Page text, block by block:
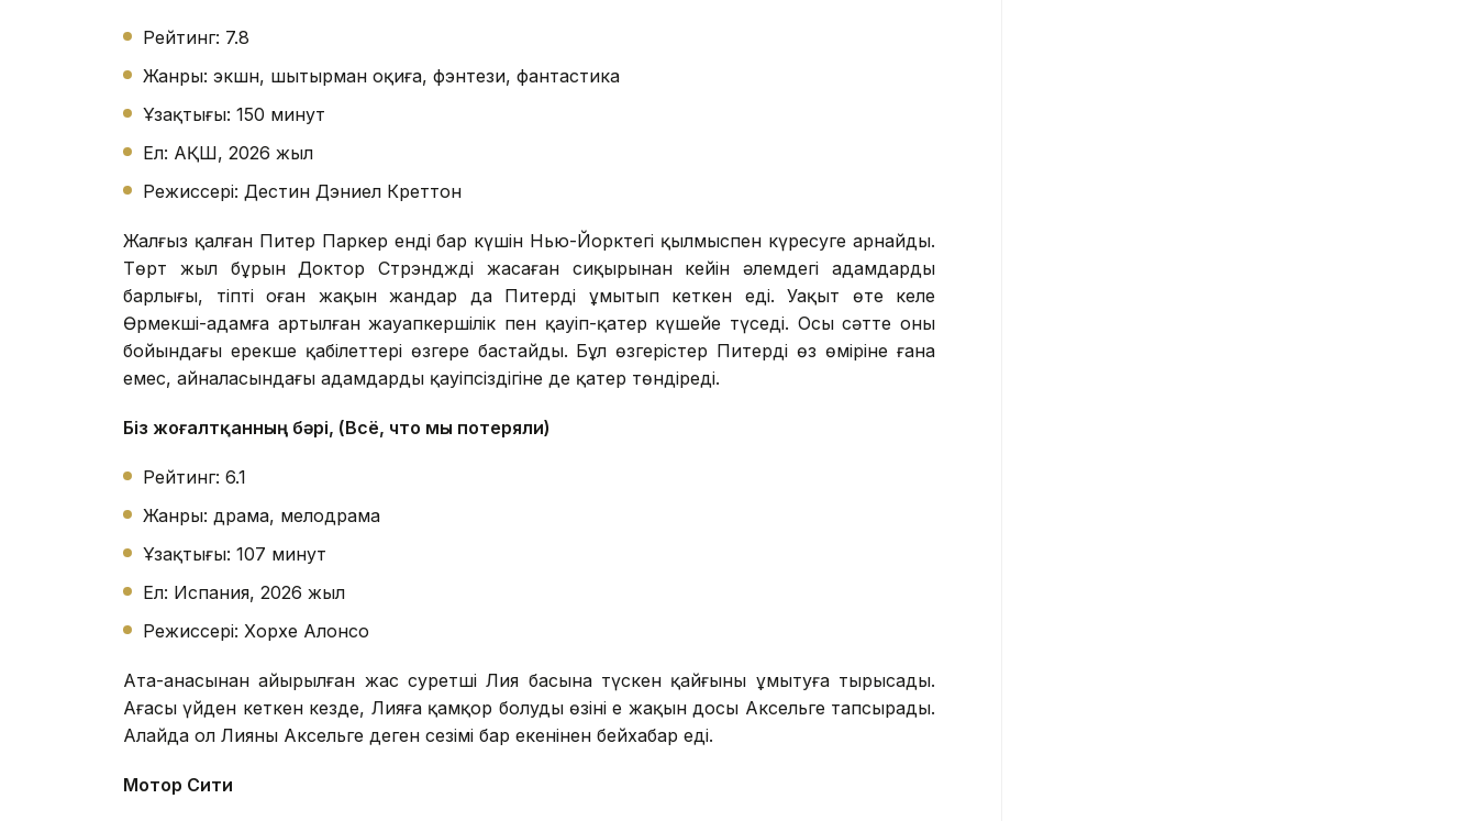
Рейтинг: 7.8
Жанры: экшн, шытырман оқиға, фэнтези, фантастика
Ұзақтығы: 150 минут
Ел: АҚШ, 2026 жыл
Режиссері: Дестин Дэниел Креттон
Жалғыз қалған Питер Паркер енді бар күшін Нью-Йорктегі қылмыспен күресуге арнайды.
Төрт жыл бұрын Доктор Стрэндждің жасаған сиқырынан кейін әлемдегі адамдардың
барлығы, тіпті оған жақын жандар да Питерді ұмытып кеткен еді. Уақыт өте келе
Өрмекші-адамға артылған жауапкершілік пен қауіп-қатер күшейе түседі. Осы сәтте оның
бойындағы ерекше қабілеттері өзгере бастайды. Бұл өзгерістер Питердің өз өміріне ғана
емес, айналасындағы адамдардың қауіпсіздігіне де қатер төндіреді.
Біз жоғалтқанның бәрі, (Всё, что мы потеряли)
Рейтинг: 6.1
Жанры: драма, мелодрама
Ұзақтығы: 107 минут
Ел: Испания, 2026 жыл
Режиссері: Хорхе Алонсо
Ата-анасынан айырылған жас суретші Лия басына түскен қайғыны ұмытуға тырысады.
Ағасы үйден кеткен кезде, Лияға қамқор болуды өзінің ең жақын досы Аксельге тапсырады.
Алайда ол Лияның Аксельге деген сезімі бар екенінен бейхабар еді.
Мотор Сити